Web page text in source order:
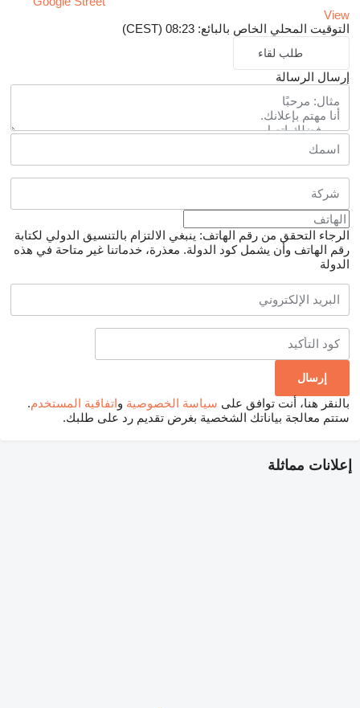
View
التوقيت المحلي الخاص بالبائع: 08:23 (CEST)
طلب لقاء
إرسال الرسالة
الرجاء التحقق من رقم الهاتف: ينبغي الالتزام بالتنسيق الدولي لكتابة
رقم الهاتف وأن يشمل كود الدولة. معذرة، خدماتنا غير متاحة في هذه
الدولة
بالنقر هنا، أنت توافق على سياسة الخصوصية واتفاقية المستخدم.
ستتم معالجة بياناتك الشخصية بغرض تقديم رد على طلبك.
إعلانات مماثلة